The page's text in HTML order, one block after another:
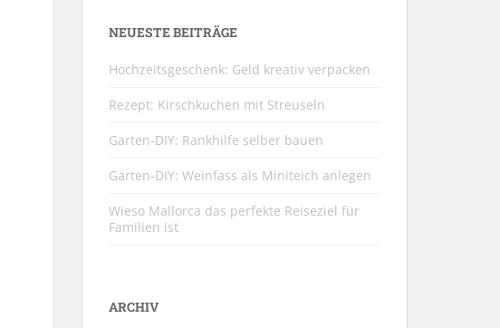
NEUESTE BEITRÄGE
Hochzeitsgeschenk: Geld kreativ verpacken
Rezept: Kirschkuchen mit Streuseln
Garten-DIY: Rankhilfe selber bauen
Garten-DIY: Weinfass als Miniteich anlegen
Wieso Mallorca das perfekte Reiseziel für
Familien ist
ARCHIV